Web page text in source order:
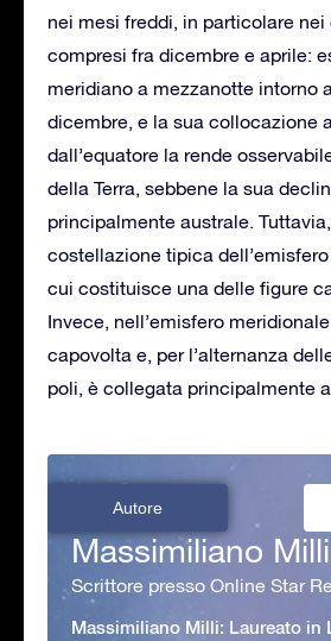
nei mesi freddi, in particolare nei
compresi fra dicembre e aprile:
meridiano a mezzanotte intorno
dicembre, e la sua collocazione
dall’equatore la rende
della Terra, sebbene la sua
principalmente australe.
costellazione tipica
cui costituisce una delle figure
Invece, nell’emisfero
capovolta e, per l’alternanza
poli, è collegata principalmente
Autore
Massimiliano Milli
Scrittore presso Online Star
Massimiliano Milli: Laureato in